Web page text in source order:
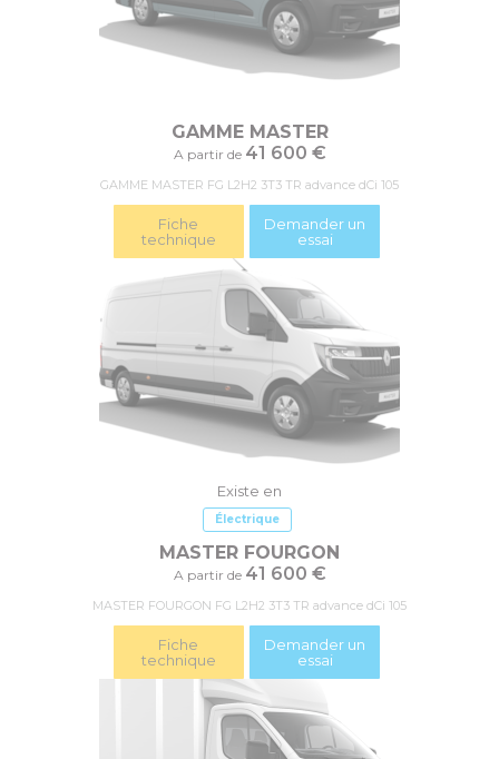
GAMME MASTER
A partir de 41 600 €
GAMME MASTER FG L2H2 3T3 TR advance dCi 105
Fiche
technique
Demander un
essai
Existe en
Électrique
MASTER FOURGON
A partir de 41 600 €
MASTER FOURGON FG L2H2 3T3 TR advance dCi 105
Fiche
technique
Demander un
essai